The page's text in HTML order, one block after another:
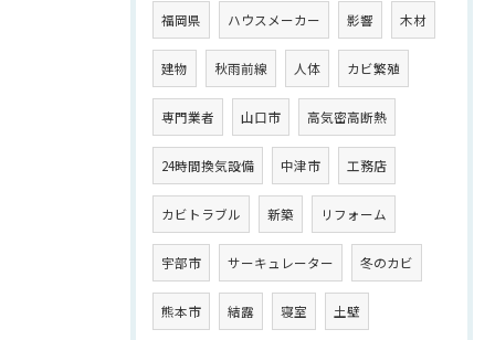
福岡県 ハウスメーカー 影響 木材
建物 秋雨前線 人体 カビ繁殖
専門業者 山口市 高気密高断熱
24時間換気設備 中津市 工務店
カビトラブル 新築 リフォーム
宇部市 サーキュレーター 冬のカビ
熊本市 結露 寝室 土壁